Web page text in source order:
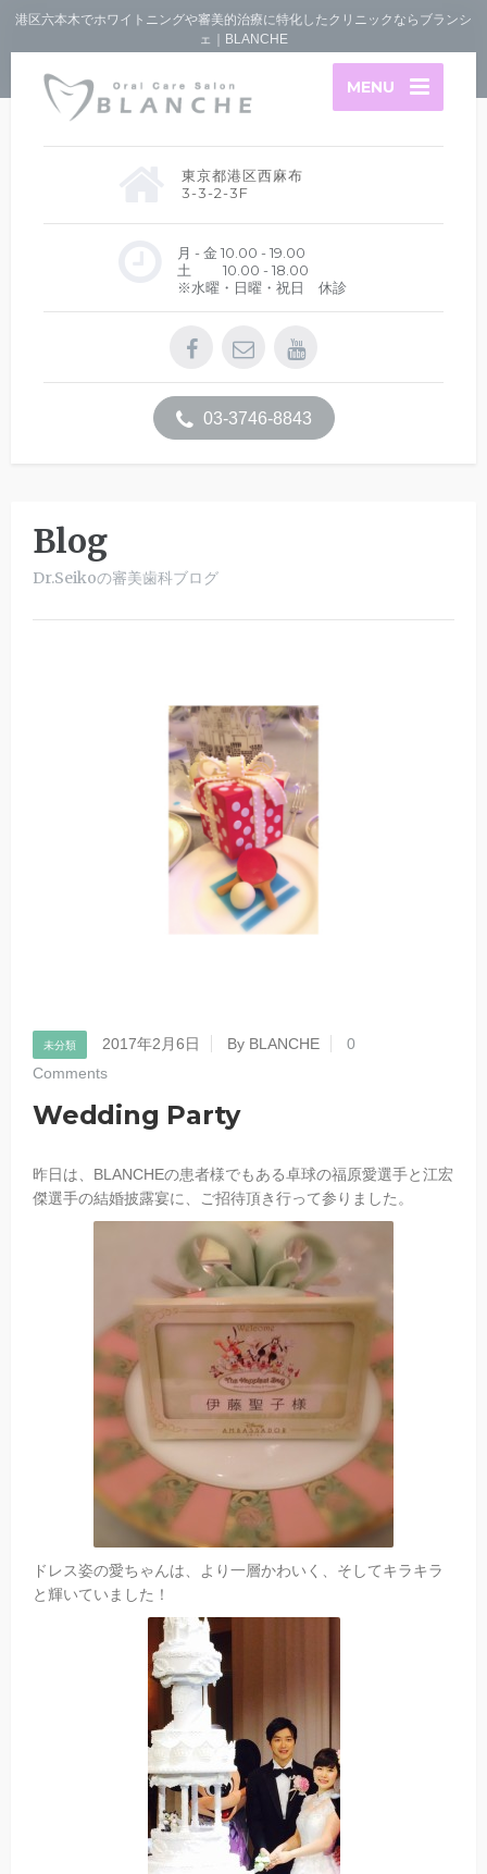
港区六本木でホワイトニングや審美的治療に特化したクリニックならブランシ
ェ｜BLANCHE
MENU
東京都港区西麻布
3-3-2-3F
月 - 金 10.00 - 19.00
土 10.00 - 18.00
※水曜・日曜・祝日 休診
03-3746-8843
Blog
Dr.Seikoの審美歯科ブログ
未分類 2017年2月6日 By BLANCHE
0
Comments
Wedding Party
昨日は、BLANCHEの患者様でもある卓球の福原愛選手と江宏
傑選手の結婚披露宴に、ご招待頂き行って参りました。
ドレス姿の愛ちゃんは、より一層かわいく、そしてキラキラ
と輝いていました！